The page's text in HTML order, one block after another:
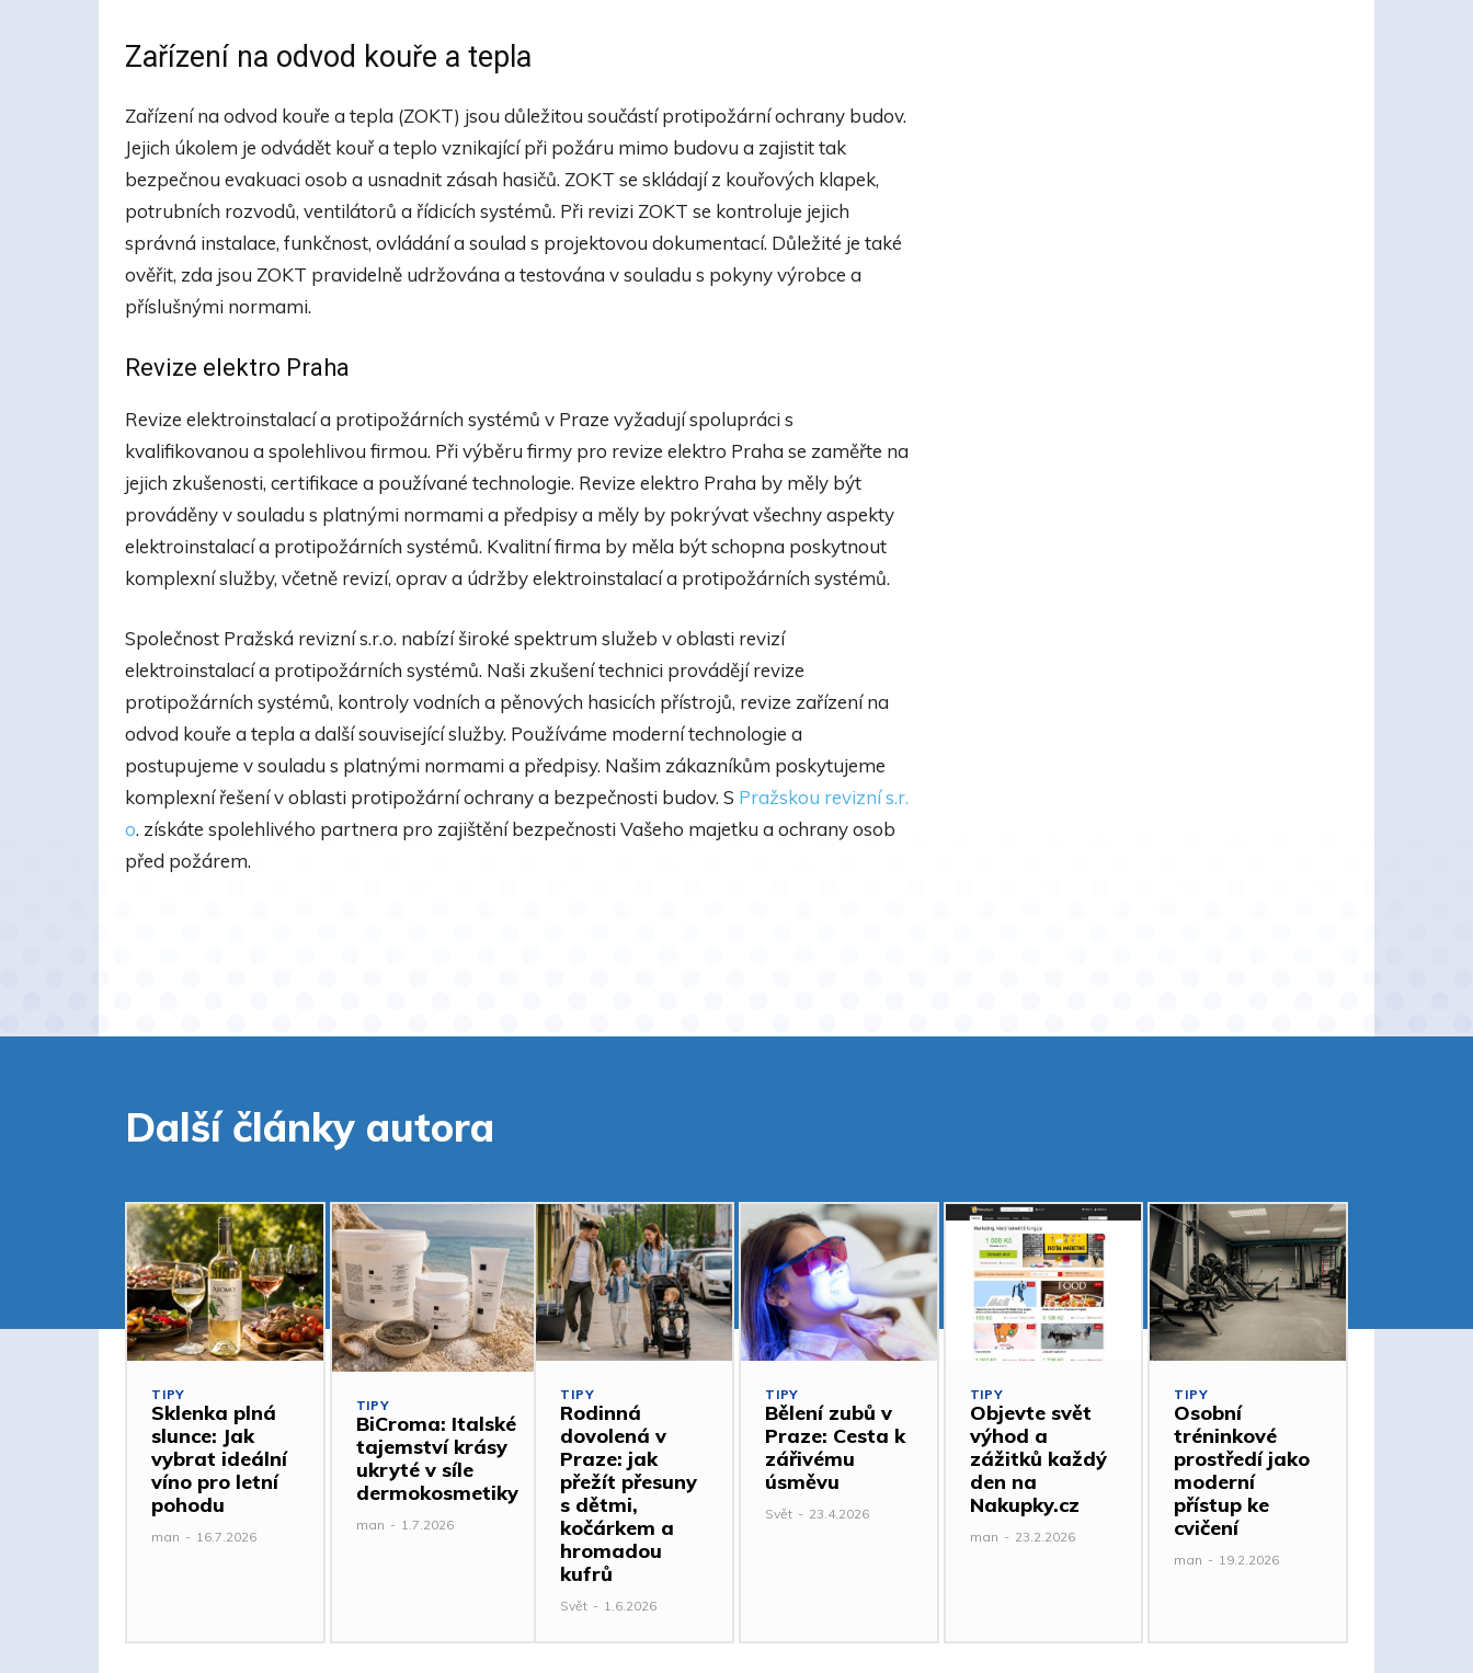
Zařízení na odvod kouře a tepla
Zařízení na odvod kouře a tepla (ZOKT) jsou důležitou součástí protipožární ochrany budov.
Jejich úkolem je odvádět kouř a teplo vznikající při požáru mimo budovu a zajistit tak
bezpečnou evakuaci osob a usnadnit zásah hasičů. ZOKT se skládají z kouřových klapek,
potrubních rozvodů, ventilátorů a řídicích systémů. Při revizi ZOKT se kontroluje jejich
správná instalace, funkčnost, ovládání a soulad s projektovou dokumentací. Důležité je také
ověřit, zda jsou ZOKT pravidelně udržována a testována v souladu s pokyny výrobce a
příslušnými normami.
Revize elektro Praha
Revize elektroinstalací a protipožárních systémů v Praze vyžadují spolupráci s
kvalifikovanou a spolehlivou firmou. Při výběru firmy pro revize elektro Praha se zaměřte na
jejich zkušenosti, certifikace a používané technologie. Revize elektro Praha by měly být
prováděny v souladu s platnými normami a předpisy a měly by pokrývat všechny aspekty
elektroinstalací a protipožárních systémů. Kvalitní firma by měla být schopna poskytnout
komplexní služby, včetně revizí, oprav a údržby elektroinstalací a protipožárních systémů.
Společnost Pražská revizní s.r.o. nabízí široké spektrum služeb v oblasti revizí
elektroinstalací a protipožárních systémů. Naši zkušení technici provádějí revize
protipožárních systémů, kontroly vodních a pěnových hasicích přístrojů, revize zařízení na
odvod kouře a tepla a další související služby. Používáme moderní technologie a
postupujeme v souladu s platnými normami a předpisy. Našim zákazníkům poskytujeme
komplexní řešení v oblasti protipožární ochrany a bezpečnosti budov. S Pražskou revizní s.r.
o. získáte spolehlivého partnera pro zajištění bezpečnosti Vašeho majetku a ochrany osob
před požárem.
Další články autora
TIPY
Sklenka plná
slunce: Jak
vybrat ideální
víno pro letní
pohodu
man - 16.7.2026
TIPY
BiCroma: Italské
tajemství krásy
ukryté v síle
dermokosmetiky
man - 1.7.2026
TIPY
Rodinná
dovolená v
Praze: jak
přežít přesuny
s dětmi,
kočárkem a
hromadou
kufrů
Svět - 1.6.2026
TIPY
Bělení zubů v
Praze: Cesta k
zářivému
úsměvu
Svět - 23.4.2026
TIPY
Objevte svět
výhod a
zážitků každý
den na
Nakupky.cz
man - 23.2.2026
TIPY
Osobní
tréninkové
prostředí jako
moderní
přístup ke
cvičení
man - 19.2.2026